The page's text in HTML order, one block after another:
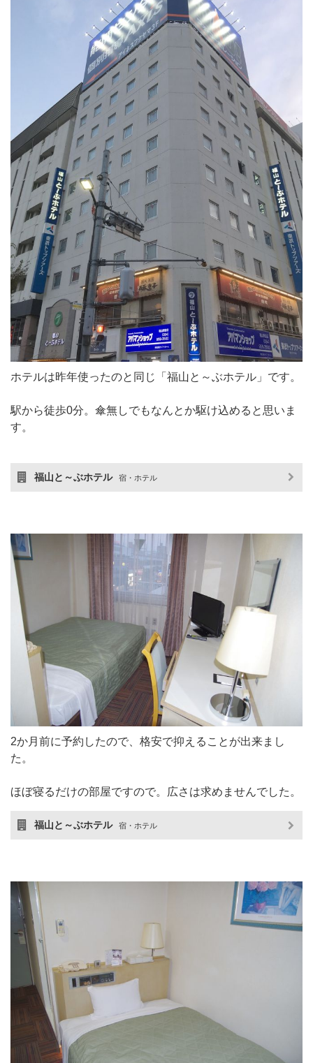
ホテルは昨年使ったのと同じ「福山と～ぶホテル」です。
駅から徒歩0分。傘無しでもなんとか駆け込めると思いま
す。
福山と～ぶホテル 宿・ホテル
2か月前に予約したので、格安で抑えることが出来まし
た。
ほぼ寝るだけの部屋ですので。広さは求めませんでした。
福山と～ぶホテル 宿・ホテル